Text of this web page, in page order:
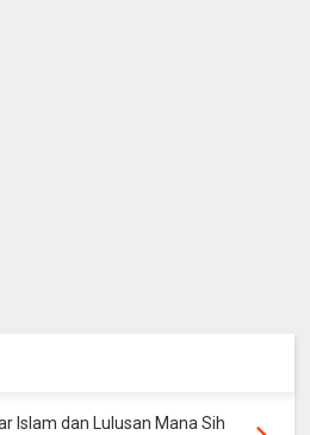
Islam dan Lulusan Mana Sih